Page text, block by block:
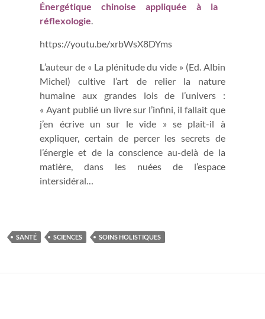
Énergétique chinoise appliquée à la
réflexologie.
https://youtu.be/xrbWsX8DYms
L’auteur de « La plénitude du vide » (Ed. Albin
Michel) cultive l’art de relier la nature
humaine aux grandes lois de l’univers :
« Ayant publié un livre sur l’infini, il fallait que
j’en écrive un sur le vide » se plait-il à
expliquer, certain de percer les secrets de
l’énergie et de la conscience au-delà de la
matière, dans les nuées de l’espace
intersidéral…
SANTÉ SCIENCES SOINS HOLISTIQUES